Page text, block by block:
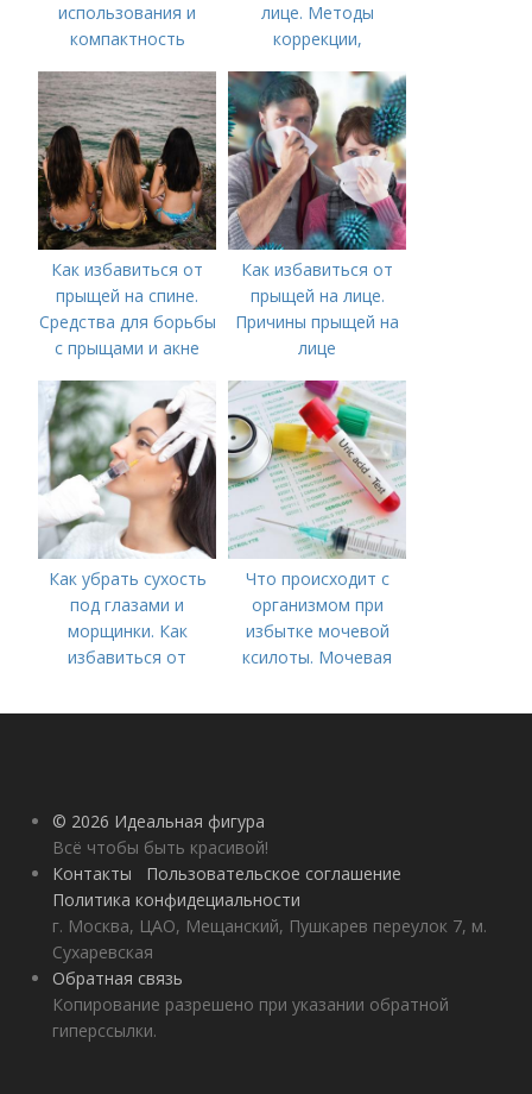
использования и
компактность
лице. Методы
коррекции,
акне и удаления
рубцов и шрамов
постакне
Как избавиться от
прыщей на спине.
Средства для борьбы
с прыщами и акне
Как избавиться от
прыщей на лице.
Причины прыщей на
лице
Как убрать сухость
под глазами и
морщинки. Как
избавиться от
косметологические
Что происходит с
организмом при
избытке мочевой
ксилоты. Мочевая
норма и отклонения
© 2026 Идеальная фигура
Всё чтобы быть красивой!
Контакты
Пользовательское соглашение
Политика конфидециальности
г. Москва, ЦАО, Мещанский, Пушкарев переулок 7, м.
Сухаревская
Обратная связь
Копирование разрешено при указании обратной
гиперссылки.